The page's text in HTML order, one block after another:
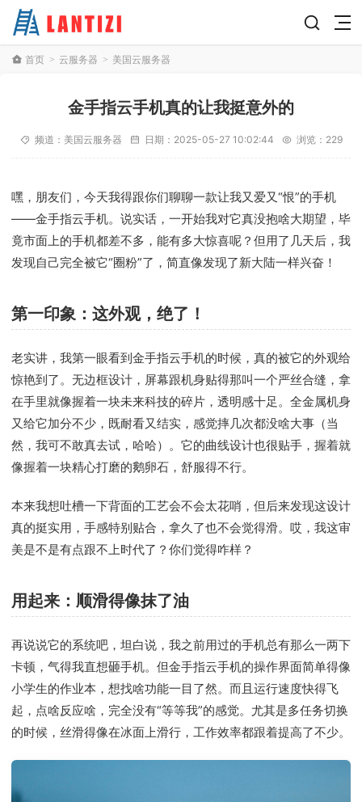
首页 > 云服务器 > 美国云服务器
金手指云手机真的让我挺意外的
频道： 美国云服务器 日期： 2025-05-27 10:02:44 浏览：229
嘿，朋友们，今天我得跟你们聊聊一款让我又爱又“恨”的手机
——金手指云手机。说实话，一开始我对它真没抱啥大期望，毕
竟市面上的手机都差不多，能有多大惊喜呢？但用了几天后，我
发现自己完全被它“圈粉”了，简直像发现了新大陆一样兴奋！
第一印象：这外观，绝了！
老实讲，我第一眼看到金手指云手机的时候，真的被它的外观给
惊艳到了。无边框设计，屏幕跟机身贴得那叫一个严丝合缝，拿
在手里就像握着一块未来科技的碎片，透明感十足。全金属机身
又给它加分不少，既耐看又结实，感觉摔几次都没啥大事（当
然，我可不敢真去试，哈哈）。它的曲线设计也很贴手，握着就
像握着一块精心打磨的鹅卵石，舒服得不行。
本来我想吐槽一下背面的工艺会不会太花哨，但后来发现这设计
真的挺实用，手感特别贴合，拿久了也不会觉得滑。哎，我这审
美是不是有点跟不上时代了？你们觉得咋样？
用起来：顺滑得像抹了油
再说说它的系统吧，坦白说，我之前用过的手机总有那么一两下
卡顿，气得我直想砸手机。但金手指云手机的操作界面简单得像
小学生的作业本，想找啥功能一目了然。而且运行速度快得飞
起，点啥反应啥，完全没有“等等我”的感觉。尤其是多任务切换
的时候，丝滑得像在冰面上滑行，工作效率都跟着提高了不少。